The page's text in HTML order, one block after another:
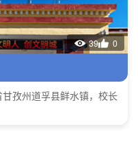
39 0
孜州道孚县鲜水镇，校长